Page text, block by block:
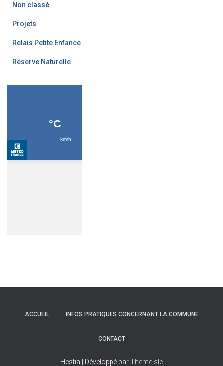
Non classé
Projets
Relais Petite Enfance
Réserve Naturelle
ACCUEIL INFOS PRATIQUES CONCERNANT LA COMMUNE
CONTACT
Hestia | Développé parThemeIsle